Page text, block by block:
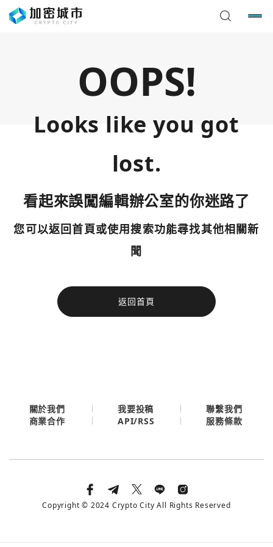
OOPS!
Looks like you got
lost.
看起來誤闖編輯辦公室的你迷路了
您可以返回首頁或使用搜索功能尋找其他相關新
聞
返回首頁
今日熱門
使用以下帳號繼續
您已閒置5分鐘，請點擊關閉按鈕或空白處，即可回到加密
今日熱門
關於我們 我要投稿
聯繫我們
商業合作
API/RSS 服務條款
Copyright © 2024 Crypto City All Rights Reserved